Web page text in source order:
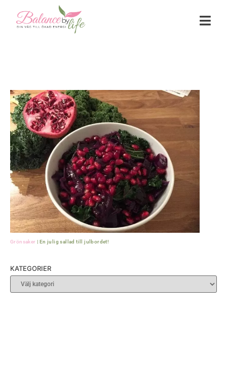
Grönsaker | En julig sallad till julbordet!
KATEGORIER